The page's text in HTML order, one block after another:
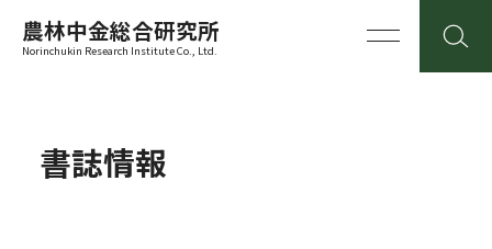
農林中金総合研究所
Norinchukin Research Institute Co., Ltd.
書誌情報